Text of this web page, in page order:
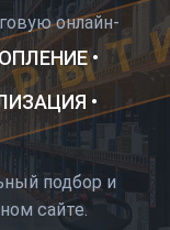
онлайн-
•
•
подбор и
сайте.